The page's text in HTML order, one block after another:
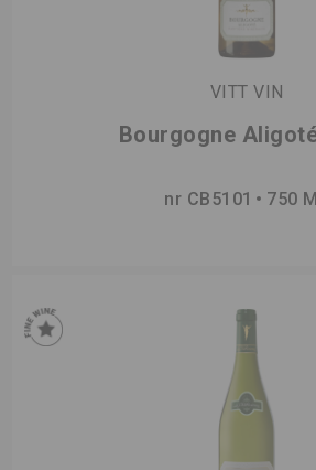
VITT VIN
Bourgogne
nr CB5101 750